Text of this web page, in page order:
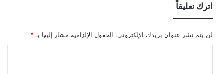
اترك تعليقاً
لن يتم نشر عنوان بريدك الإلكتروني. الحقول الإلزامية مشار إليها بـ *